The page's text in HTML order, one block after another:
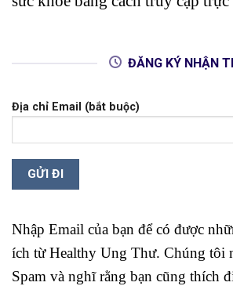
ĐĂNG KÝ NHẬN
Địa chỉ Email (bắt buộc)
Nhập Email của bạn để có được
ích từ Healthy Ung Thư. Chúng tôi
Spam và nghĩ rằng bạn cũng thích